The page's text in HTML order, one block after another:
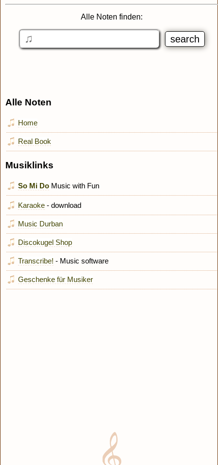
Alle Noten finden:
Alle Noten
Home
Real Book
Musiklinks
So Mi Do Music with Fun
Karaoke - download
Music Durban
Discokugel Shop
Transcribe! - Music software
Geschenke für Musiker